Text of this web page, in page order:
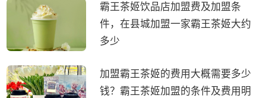
霸王茶姬饮品店加盟费及加盟条
件，在县城加盟一家霸王茶姬大约
多少
加盟霸王茶姬的费用大概需要多少
钱？霸王茶姬加盟的条件及费用明